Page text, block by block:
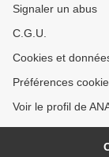
Signaler un abus
C.G.U.
Cookies et
Préférences
Voir le profil de